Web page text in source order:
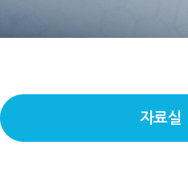
자료실